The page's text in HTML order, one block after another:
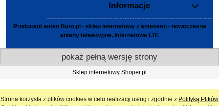
Strona korzysta z plików cookies w celu realizacji usług i zgodnie z Polityką Plików
Informacje
Producent anten Buro.pl - sklep internetowy z antenami - nowoczesne
anteny telewizyjne, Internetowe LTE
pokaż pełną wersję strony
Sklep internetowy Shoper.pl